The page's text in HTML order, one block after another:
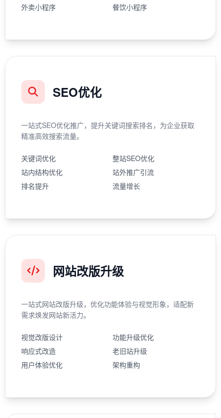
外卖小程序
餐饮小程序
SEO优化
一站式SEO优化推广，提升关键词搜索排名，为企业获取
精准高效搜索流量。
关键词优化
整站SEO优化
站内结构优化
站外推广引流
排名提升
流量增长
网站改版升级
一站式网站改版升级，优化功能体验与视觉形象，适配新
需求焕发网站新活力。
视觉改版设计
功能升级优化
响应式改造
老旧站升级
用户体验优化
架构重构